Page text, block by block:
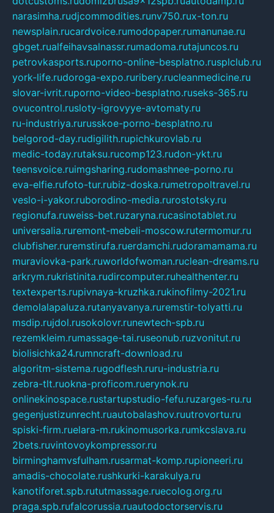
narasimha.rudjcommodities.runv750.rux-ton.ru
newsplain.rucardvoice.rumodopaper.rumanunae.ru
gbget.rualfeihavsalnassr.rumadoma.rutajuncos.ru
petrovkasports.ruporno-online-besplatno.rusplclub.ru
york-life.rudoroga-expo.ruribery.rucleanmedicine.ru
slovar-ivrit.ruporno-video-besplatno.ruseks-365.ru
ovucontrol.rusloty-igrovyye-avtomaty.ru
ru-industriya.rurusskoe-porno-besplatno.ru
belgorod-day.rudigilith.rupichkurovlab.ru
medic-today.rutaksu.rucomp123.rudon-ykt.ru
teensvoice.ruimgsharing.rudomashnee-porno.ru
eva-elfie.rufoto-tur.rubiz-doska.rumetropoltravel.ru
veslo-i-yakor.ruborodino-media.rurostotsky.ru
regionufa.ruweiss-bet.ruzaryna.rucasinotablet.ru
universalia.ruremont-mebeli-moscow.rutermomur.ru
clubfisher.ruremstirufa.ruerdamchi.rudoramamama.ru
muraviovka-park.ruworldofwoman.ruclean-dreams.ru
arkrym.rukristinita.rudircomputer.ruhealthenter.ru
textexperts.rupivnaya-kruzhka.rukinofilmy-2021.ru
demolalapaluza.rutanyavanya.ruremstir-tolyatti.ru
msdip.rujdol.rusokolovr.runewtech-spb.ru
rezemkleim.rumassage-tai.ruseonub.ruzvonitut.ru
biolisichka24.rumncraft-download.ru
algoritm-sistema.rugodflesh.ruru-industria.ru
zebra-tlt.ruokna-proficom.ruerynok.ru
onlinekinospace.rustartupstudio-fefu.ruzarges-ru.ru
gegenjustizunrecht.ruautobalashov.ruutrovortu.ru
spiski-firm.ruelara-m.rukinomusorka.rumkcslava.ru
2bets.ruvintovoykompressor.ru
birminghamvsfulham.rusarmat-komp.rupioneeri.ru
amadis-chocolate.rushkurki-karakulya.ru
kanotiforet.spb.rututmassage.ruecolog.org.ru
praga.spb.rufalcorussia.ruautodoctorservis.ru